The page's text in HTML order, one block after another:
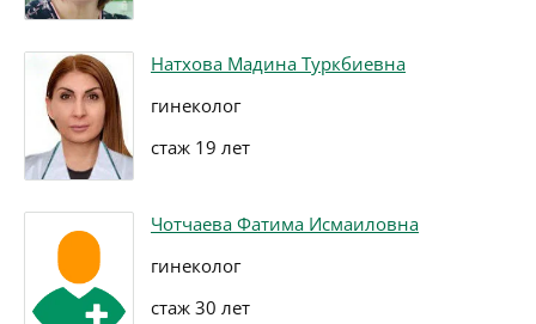
Натхова Мадина Туркбиевна
гинеколог
стаж 19 лет
Чотчаева Фатима Исмаиловна
гинеколог
стаж 30 лет